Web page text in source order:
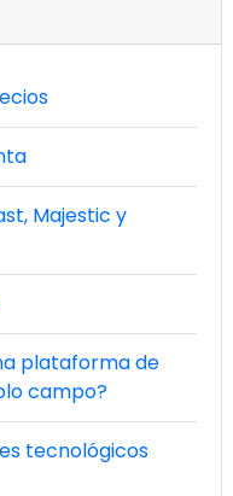
Majestic y
plataforma de
campo?
tecnológicos